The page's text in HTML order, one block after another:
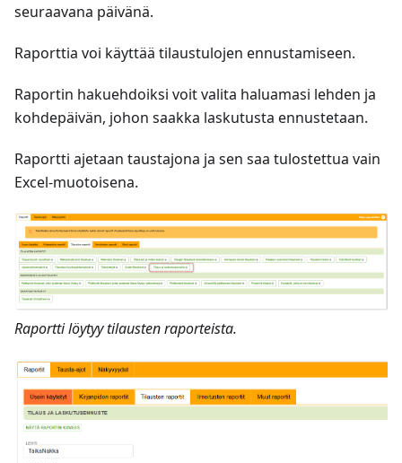
seuraavana päivänä.
Raporttia voi käyttää tilaustulojen ennustamiseen.
Raportin hakuehdoiksi voit valita haluamasi lehden ja
kohdepäivän, johon saakka laskutusta ennustetaan.
Raportti ajetaan taustajona ja sen saa tulostettua vain
Excel-muotoisena.
Raportti löytyy tilausten raporteista.